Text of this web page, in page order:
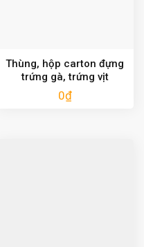
Thùng, hộp carton đựng
trứng gà, trứng vịt
0₫